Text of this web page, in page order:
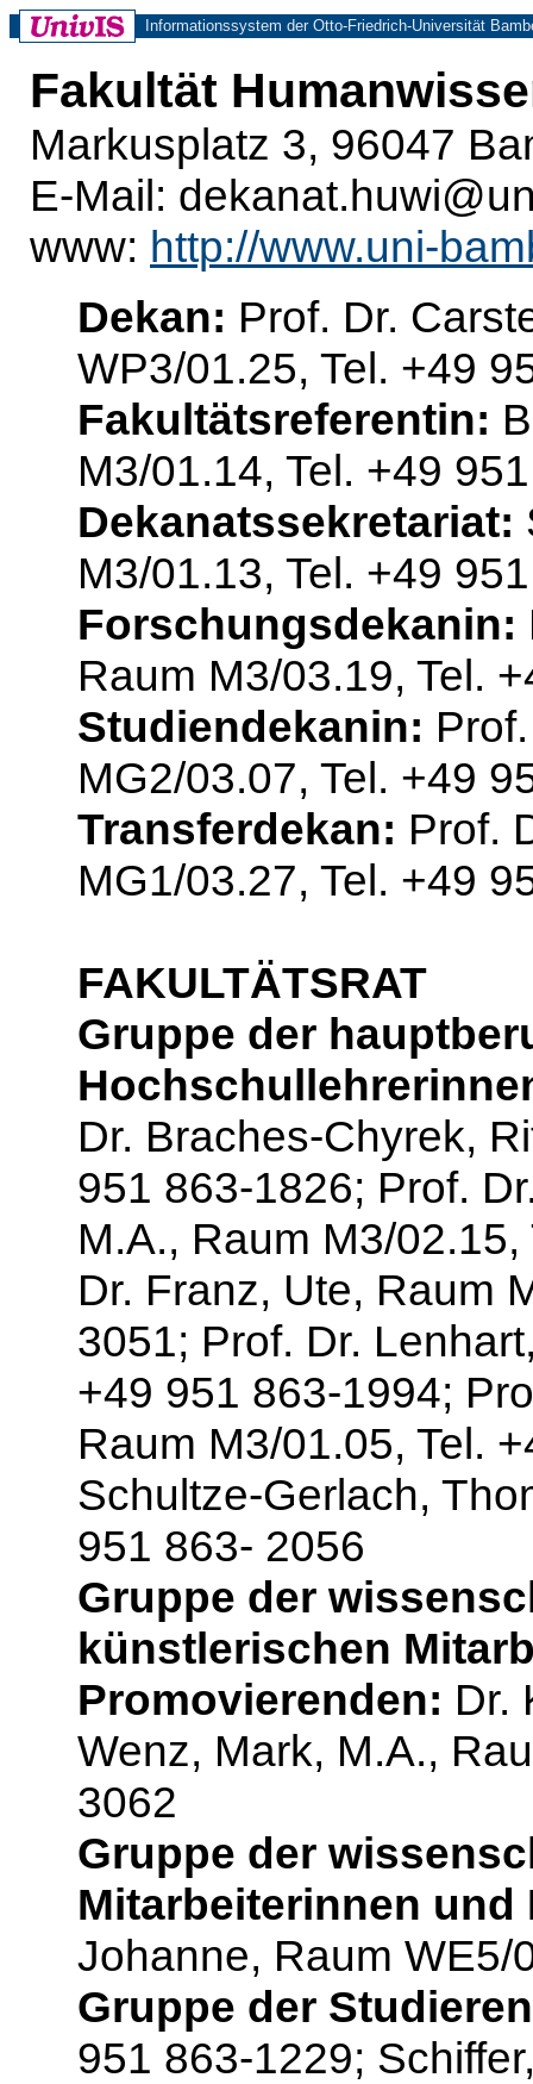
Informationssystem der Otto-Friedrich-Universität
Fakultät
Markusplatz 3, 96047
E-Mail:
www: http://www.uni-
Dekan: Prof. Dr.
WP3/01.25, Tel. +49
Fakultätsreferentin:
M3/01.14, Tel. +49
Dekanatssekretariat:
M3/01.13, Tel. +49
Forschungsdekanin:
Raum M3/03.19, Tel.
Studiendekanin:
MG2/03.07, Tel. +49
Transferdekan: Prof.
MG1/03.27, Tel. +49
FAKULTÄTSRAT
Gruppe der
Dr. Braches-Chyrek,
951 863-1826; Prof.
M.A., Raum M3/
Dr. Franz, Ute, Raum
3051; Prof. Dr.
+49 951 863-1994;
Raum M3/01.05, Tel.
Schultze-Gerlach,
951 863- 2056
Gruppe der
künstlerischen
Promovierenden: Dr.
Wenz, Mark, M.A.,
3062
Gruppe der
Mitarbeiterinnen und
Johanne, Raum WE5/
Gruppe der
951 863-1229;